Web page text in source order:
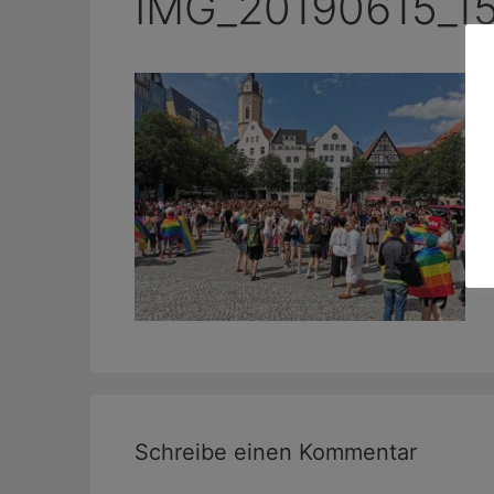
Schreibe einen Kommentar